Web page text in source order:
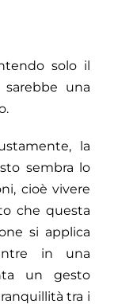
solo il
una
la
sembra lo
cioè vivere
che questa
si applica
in una
un gesto
tra i